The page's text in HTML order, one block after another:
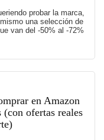
probar la marca,
una selección de
van del -50% al -72%
en Amazon
(con ofertas reales